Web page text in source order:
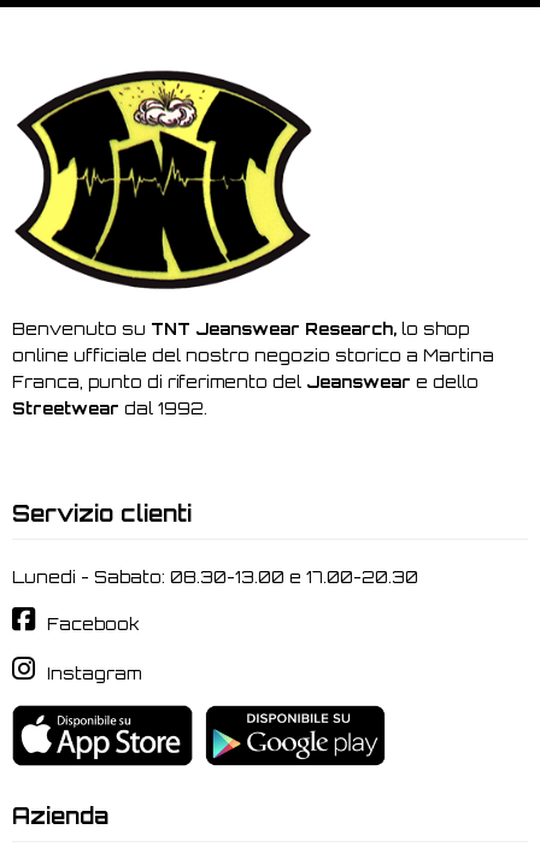
Benvenuto su TNT Jeanswear Research, lo shop
online ufficiale del nostro negozio storico a Martina
Franca, punto di riferimento del Jeanswear e dello
Streetwear dal 1992.
Servizio clienti
Lunedi - Sabato: 08.30-13.00 e 17.00-20.30
Facebook
Instagram
Azienda